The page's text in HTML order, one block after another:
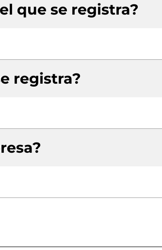
que se registra?
registra?